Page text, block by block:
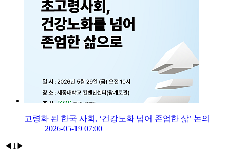
고령화 된 한국 사회, ‘건강노화 넘어 존엄한 삶’ 논의
2026-05-19 07:00
◀ 1 ▶